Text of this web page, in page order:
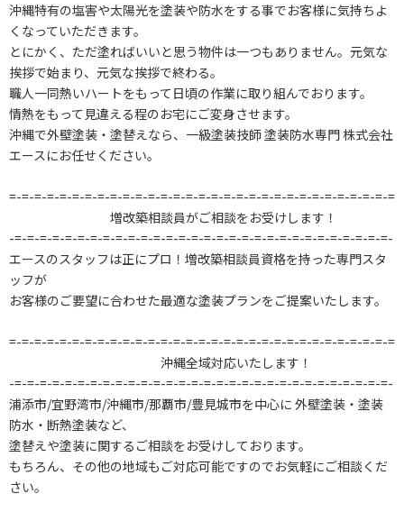
沖縄特有の塩害や太陽光を塗装や防水をする事でお客様に気持ちよ
くなっていただきます。
とにかく、ただ塗ればいいと思う物件は一つもありません。元気な
挨拶で始まり、元気な挨拶で終わる。
職人一同熱いハートをもって日頃の作業に取り組んでおります。
情熱をもって見違える程のお宅にご変身させます。
沖縄で外壁塗装・塗替えなら、一級塗装技師 塗装防水専門 株式会社
エースにお任せください。
=-=-=-=-=-=-=-=-=-=-=-=-=-=-=-=-=-=-=-=-=-=-=-=-=-=-=-=-=-=-=
増改築相談員がご相談をお受けします！
-=-=-=-=-=-=-=-=-=-=-=-=-=-=-=-=-=-=-=-=-=-=-=-=-=-=-=-=-=-=-
エースのスタッフは正にプロ！増改築相談員資格を持った専門スタ
ッフが
お客様のご要望に合わせた最適な塗装プランをご提案いたします。
=-=-=-=-=-=-=-=-=-=-=-=-=-=-=-=-=-=-=-=-=-=-=-=-=-=-=-=-=-=-=
沖縄全域対応いたします！
-=-=-=-=-=-=-=-=-=-=-=-=-=-=-=-=-=-=-=-=-=-=-=-=-=-=-=-=-=-=-
浦添市/宜野湾市/沖縄市/那覇市/豊見城市を中心に 外壁塗装・塗装
防水・断熱塗装など、
塗替えや塗装に関するご相談をお受けしております。
もちろん、その他の地域もご対応可能ですのでお気軽にご相談くだ
さい。